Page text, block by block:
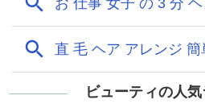
ビューティの人